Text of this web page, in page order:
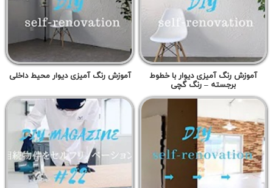
آموزش رنگ آمیزی دیوار با خطوط
برجسته – رنگ گچی
آموزش رنگ آمیزی دیوار محیط داخلی